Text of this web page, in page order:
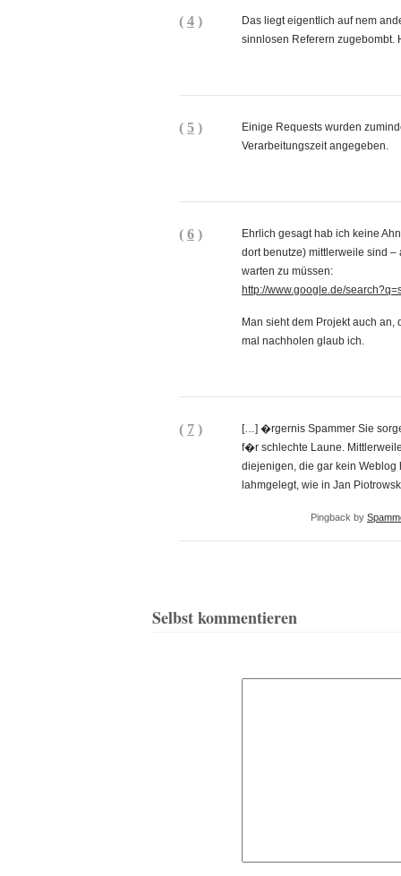
( 4 )
Das liegt eigentlich auf nem
sinnlosen Referern
( 5 )
Einige Requests wurden
Verarbeitungszeit angegeben.
( 6 )
Ehrlich gesagt hab ich keine
dort benutze) mittlerweile sind
warten zu müssen:
http://www.google.de/
Man sieht dem Projekt auch
mal nachholen glaub ich.
( 7 )
[…] �rgernis Spammer Sie
f�r schlechte Laune.
diejenigen, die gar kein Weblog
lahmgelegt, wie in Jan
Pingback by
Selbst kommentieren